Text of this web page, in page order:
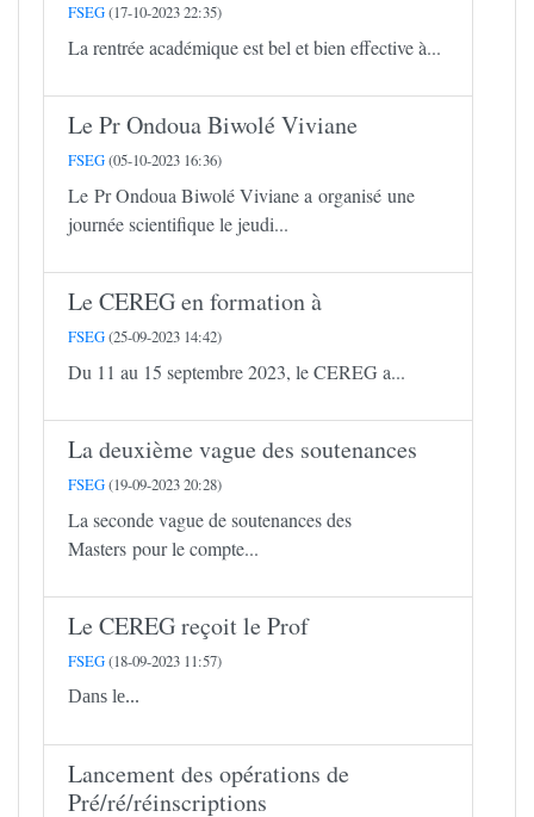
FSEG(17-10-2023 22:35)
La rentrée académique est bel et bien effective à...
Le Pr Ondoua Biwolé Viviane
FSEG(05-10-2023 16:36)
Le Pr Ondoua Biwolé Viviane a organisé une
journée scientifique le jeudi...
Le CEREG en formation à
FSEG(25-09-2023 14:42)
Du 11 au 15 septembre 2023, le CEREG a...
La deuxième vague des soutenances
FSEG(19-09-2023 20:28)
La seconde vague de soutenances des
Masters pour le compte...
Le CEREG reçoit le Prof
FSEG(18-09-2023 11:57)
Dans le...
Lancement des opérations de
Pré/ré/réinscriptions